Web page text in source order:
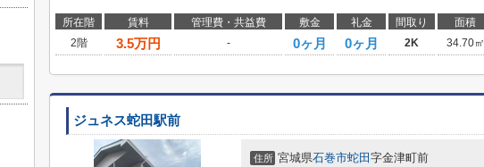
所在階 賃料 管理費・共益費 敷金 礼金 間取り 面積
2階
3.5万円 - 0ヶ月 0ヶ月 2K 34.70㎡
ジュネス蛇田駅前
住所 宮城県石巻市蛇田 字金津町前